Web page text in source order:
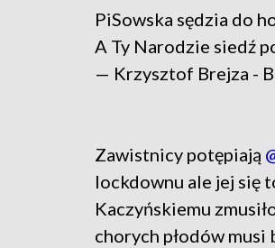
PiSowska sędzia do
A Ty Narodzie siedź
— Krzysztof Brejza -
Zawistnicy potępiają
lockdownu ale jej się
Kaczyńskiemu
chorych płodów musi